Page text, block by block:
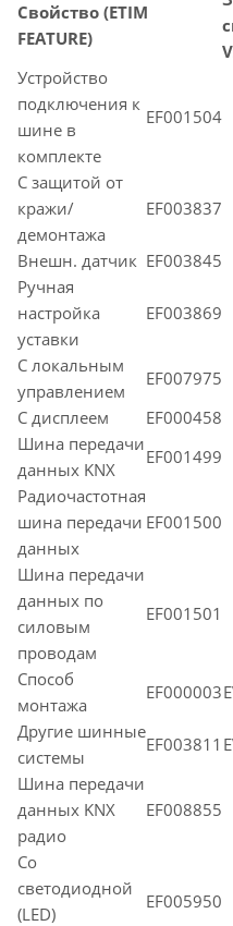
Свойство (ETIM
FEATURE)
Устройство
подключения к
шине в
комплекте
EF001504
С защитой от
кражи/
демонтажа
EF003837
Внешн. датчик EF003845
Ручная
настройка
уставки
EF003869
С локальным
управлением
EF007975
С дисплеем
EF000458
Шина передачи
данных KNX
EF001499
Радиочастотная
шина передачи
данных
EF001500
Шина передачи
данных по
силовым
проводам
EF001501
Способ
монтажа
EF000003
Другие шинные
системы
EF003811
Шина передачи
данных KNX
радио
EF008855
Со
светодиодной
(LED)
EF005950